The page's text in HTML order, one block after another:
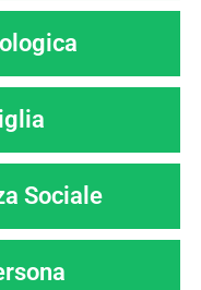
Sociale